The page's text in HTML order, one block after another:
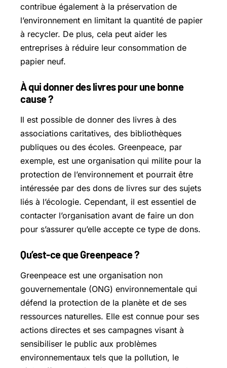
contribue également à la préservation de
l’environnement en limitant la quantité de papier
à recycler. De plus, cela peut aider les
entreprises à réduire leur consommation de
papier neuf.
À qui donner des livres pour une bonne
cause ?
Il est possible de donner des livres à des
associations caritatives, des bibliothèques
publiques ou des écoles. Greenpeace, par
exemple, est une organisation qui milite pour la
protection de l’environnement et pourrait être
intéressée par des dons de livres sur des sujets
liés à l’écologie. Cependant, il est essentiel de
contacter l’organisation avant de faire un don
pour s’assurer qu’elle accepte ce type de dons.
Qu’est-ce que Greenpeace ?
Greenpeace est une organisation non
gouvernementale (ONG) environnementale qui
défend la protection de la planète et de ses
ressources naturelles. Elle est connue pour ses
actions directes et ses campagnes visant à
sensibiliser le public aux problèmes
environnementaux tels que la pollution, le